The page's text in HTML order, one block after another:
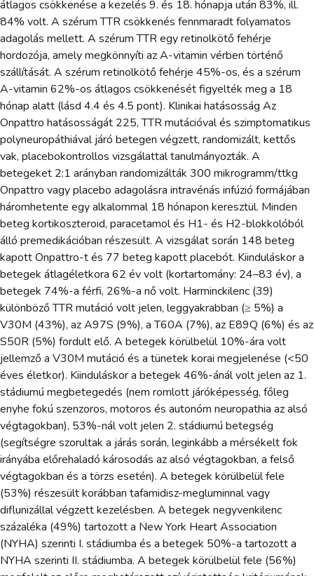
átlagos csökkenése a kezelés 9. és 18. hónapja után 83%, ill.
84% volt. A szérum TTR csökkenés fennmaradt folyamatos
adagolás mellett. A szérum TTR egy retinolkötő fehérje
hordozója, amely megkönnyíti az A-vitamin vérben történő
szállítását. A szérum retinolkötő fehérje 45%-os, és a szérum
A-vitamin 62%-os átlagos csökkenését figyelték meg a 18
hónap alatt (lásd 4.4 és 4.5 pont). Klinikai hatásosság Az
Onpattro hatásosságát 225, TTR mutációval és szimptomatikus
polyneuropáthiával járó betegen végzett, randomizált, kettős
vak, placebokontrollos vizsgálattal tanulmányozták. A
betegeket 2:1 arányban randomizálták 300 mikrogramm/ttkg
Onpattro vagy placebo adagolásra intravénás infúzió formájában
háromhetente egy alkalommal 18 hónapon keresztül. Minden
beteg kortikoszteroid, paracetamol és H1- és H2-blokkolóból
álló premedikációban részesült. A vizsgálat során 148 beteg
kapott Onpattro-t és 77 beteg kapott placebót. Kiinduláskor a
betegek átlagéletkora 62 év volt (kortartomány: 24–83 év), a
betegek 74%-a férfi, 26%-a nő volt. Harminckilenc (39)
különböző TTR mutáció volt jelen, leggyakrabban (≥ 5%) a
V30M (43%), az A97S (9%), a T60A (7%), az E89Q (6%) és az
S50R (5%) fordult elő. A betegek körülbelül 10%-ára volt
jellemző a V30M mutáció és a tünetek korai megjelenése (<50
éves életkor). Kiinduláskor a betegek 46%-ánál volt jelen az 1.
stádiumú megbetegedés (nem romlott járóképesség, főleg
enyhe fokú szenzoros, motoros és autonóm neuropathia az alsó
végtagokban), 53%-nál volt jelen 2. stádiumú betegség
(segítségre szorultak a járás során, leginkább a mérsékelt fok
irányába előrehaladó károsodás az alsó végtagokban, a felső
végtagokban és a törzs esetén). A betegek körülbelül fele
(53%) részesült korábban tafamidisz-megluminnal vagy
diflunizállal végzett kezelésben. A betegek negyvenkilenc
százaléka (49%) tartozott a New York Heart Association
(NYHA) szerinti I. stádiumba és a betegek 50%-a tartozott a
NYHA szerinti II. stádiumba. A betegek körülbelül fele (56%)